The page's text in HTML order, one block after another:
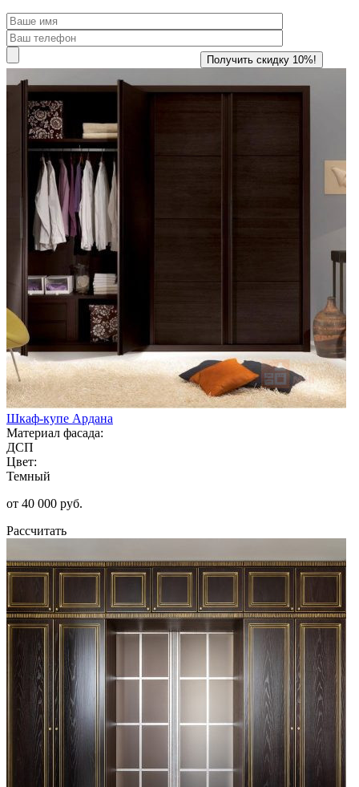
Шкаф-купе Ардана
Материал фасада:
ДСП
Цвет:
Темный
от 40 000 руб.
Рассчитать